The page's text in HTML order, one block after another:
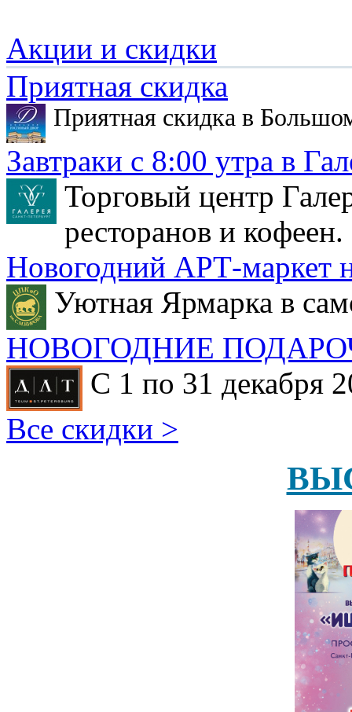
Акции и скидки
Приятная скидка
Приятная скидка в
Завтраки с 8:00 утра в
Торговый центр
ресторанов и кофеен.
Новогодний АРТ-маркет
Уютная Ярмарка в
НОВОГОДНИЕ
С 1 по 31 декабря
Все скидки >